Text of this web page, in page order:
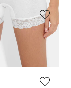
mit Spitze